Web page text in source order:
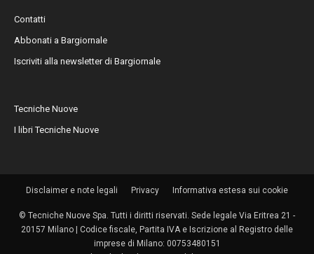
Contatti
Abbonati a Bargiornale
Iscriviti alla newsletter di Bargiornale
Tecniche Nuove
I libri Tecniche Nuove
Disclaimer e note legali Privacy Informativa estesa sui cookie
© Tecniche Nuove Spa. Tutti i diritti riservati. Sede legale Via Eritrea 21 -
20157 Milano | Codice fiscale, Partita IVA e Iscrizione al Registro delle
imprese di Milano: 00753480151